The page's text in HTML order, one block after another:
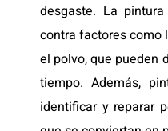
desgaste. La
contra factores como
el polvo, que pueden
tiempo. Además,
identificar y reparar